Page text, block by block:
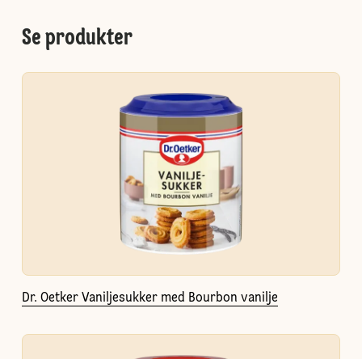
Se produkter
Dr. Oetker Vaniljesukker med Bourbon vanilje